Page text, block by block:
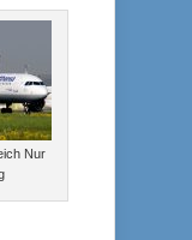
Nur